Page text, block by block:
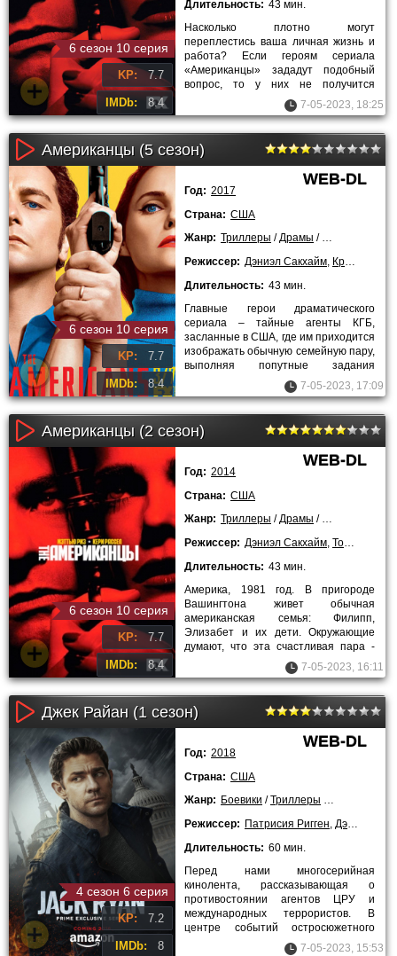
6 сезон 10 серия
KP: 7.7
IMDb: 8.4
Длительность: 43 мин.
Насколько плотно могут
переплестись ваша личная жизнь и
работа? Если героям сериала
«Американцы» зададут подобный
вопрос, то у них не получится
ответить, ведь в случае Михаила-
Филиппа и
7-05-2023, 18:25
Американцы (5 сезон)
6 сезон 10 серия
KP: 7.7
IMDb: 8.4
WEB-DL
Год: 2017
Страна: США
Жанр: Триллеры /Драмы / Криминальные
Режиссер: Дэниэл Сакхайм, Крис Лонг
Длительность: 43 мин.
Главные герои драматического
сериала – тайные агенты КГБ,
засланные в США, где им приходится
изображать обычную семейную пару,
выполняя попутные задания
начальства. О том, что Элизабет и
7-05-2023, 17:09
Американцы (2 сезон)
6 сезон 10 серия
KP: 7.7
IMDb: 8.4
WEB-DL
Год: 2014
Страна: США
Жанр: Триллеры /Драмы / Криминальные
Режиссер: Дэниэл Сакхайм, Томас Шламми
Длительность: 43 мин.
Америка, 1981 год. В пригороде
Вашингтона живет обычная
американская семья: Филипп,
Элизабет и их дети. Окружающие
думают, что эта счастливая пара -
простые американцы, строящие свое
7-05-2023, 16:11
Джек Райан (1 сезон)
4 сезон 6 серия
KP: 7.2
IMDb: 8
WEB-DL
Год: 2018
Страна: США
Жанр: Боевики /Триллеры Драмы
Режиссер: Патрисия Ригген, Дэниэл Сакхайм
Длительность: 60 мин.
Перед нами многосерийная
кинолента, рассказывающая о
противостоянии агентов ЦРУ и
международных террористов. В
центре событий остросюжетного
сериала оказывается Джек Райан –
7-05-2023, 15:53